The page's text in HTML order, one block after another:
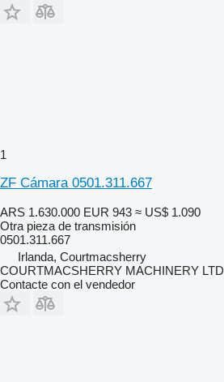
1
ZF Cámara 0501.311.667
ARS 1.630.000 EUR 943 ≈ US$ 1.090
Otra pieza de transmisión
0501.311.667
Irlanda, Courtmacsherry
COURTMACSHERRY MACHINERY LTD
Contacte con el vendedor